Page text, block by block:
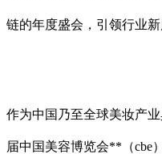
链的年度盛会，引领行业新
作为中国乃至全球美妆产
届中国美容博览会**（cbe